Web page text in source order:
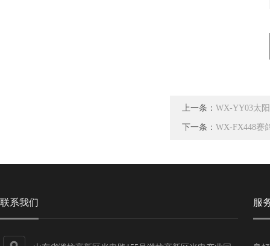
上一条： WX-YY03太
下一条： WX-FX448赛
联系我们 服